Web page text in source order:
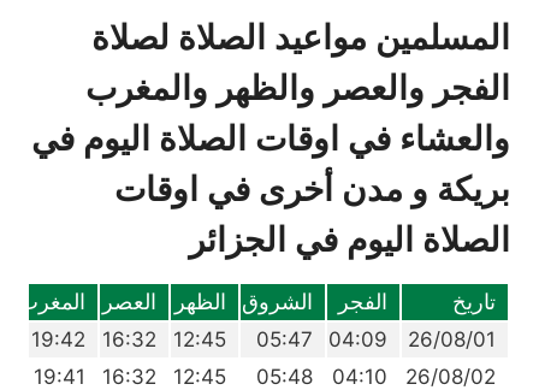
المسلمين مواعيد الصلاة لصلاة
الفجر والعصر والظهر والمغرب
والعشاء في اوقات الصلاة اليوم في
بريكة و مدن أخرى في اوقات
الصلاة اليوم في الجزائر
تاريخ الفجر الشروق الظهر العصر المغرب
26/08/01
04:09
05:47
12:45
16:32
19:42
26/08/02
04:10
05:48
12:45
16:32
19:41